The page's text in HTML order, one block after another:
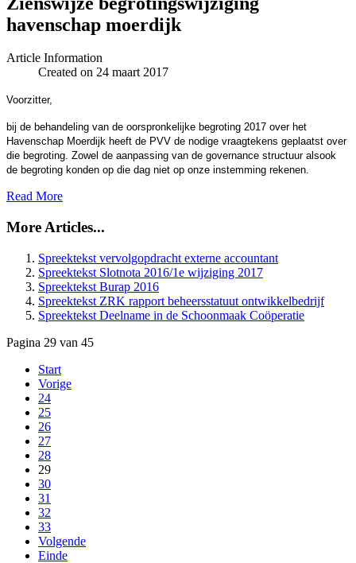
havenschap moerdijk
Article Information
Created on 24 maart 2017
Voorzitter,
bij de behandeling van de oorspronkelijke begroting 2017 over het
Havenschap Moerdijk heeft de PVV de nodige vraagtekens geplaatst over
die begroting. Zowel de aanpassing van de governance structuur alsook
de begroting konden op die dag niet op onze instemming rekenen.
Read More
More Articles...
Spreektekst vervolgopdracht externe accountant
Spreektekst Slotnota 2016/1e wijziging 2017
Spreektekst Burap 2016
Spreektekst ZRK rapport beheersstatuut ontwikkelbedrijf
Spreektekst Deelname in de Schoonmaak Coöperatie
Pagina 29 van 45
Start
Vorige
24
25
26
27
28
29
30
31
32
33
Volgende
Einde